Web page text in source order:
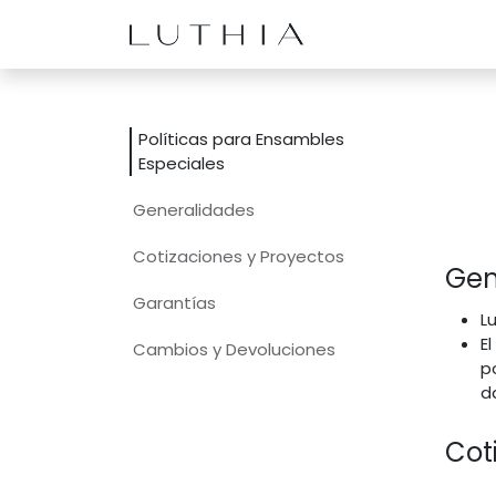
Políticas para Ensambles
Especiales
Generalidades
Cotizaciones y Proyectos
Garantías
Cambios y Devoluciones